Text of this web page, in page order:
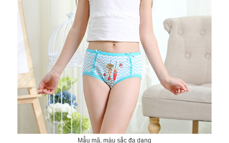
Mẫu mã, màu sắc đa dạng